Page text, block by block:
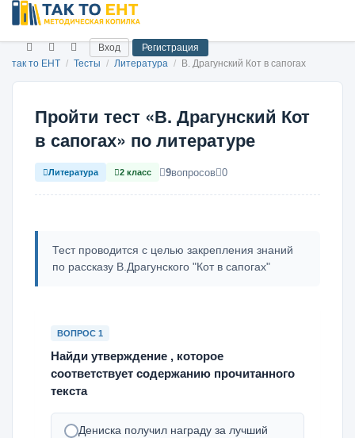
Вход
Регистрация
так то ЕНТ / Тесты / Литература / В. Драгунский Кот в сапогах
Пройти тест «В. Драгунский Кот
в сапогах» по литературе
Литература 2 класс 9вопросов 0
Тест проводится с целью закрепления знаний
по рассказу В.Драгунского "Кот в сапогах"
ВОПРОС 1
Найди утверждение , которое
соответствует содержанию прочитанного
текста
Дениска получил награду за лучший